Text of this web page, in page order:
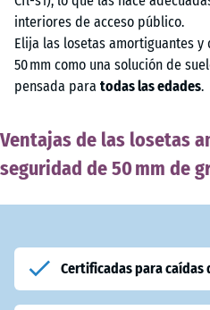
interiores de acceso público.
Elija las losetas amortiguantes y
50 mm como una solución de
pensada para todas las edades.
Ventajas de las losetas
seguridad de 50 mm de
Certificadas para caídas